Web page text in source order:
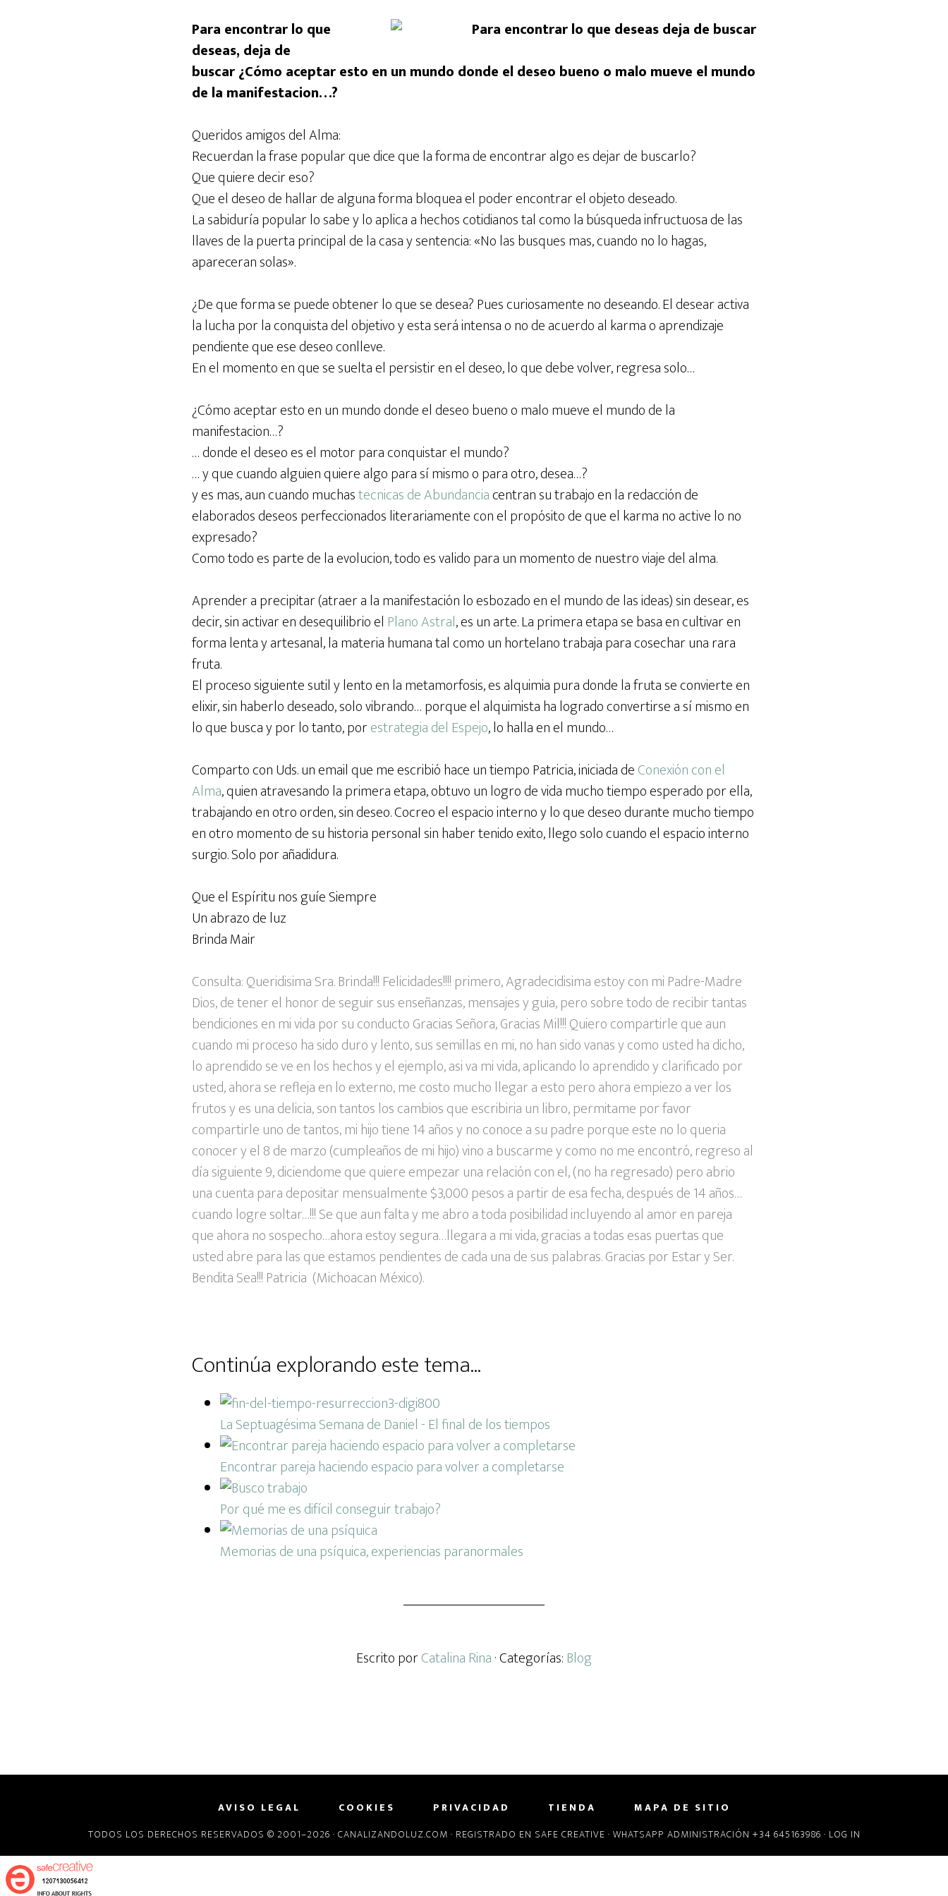
Para encontrar lo que
deseas, deja de
buscar ¿Cómo aceptar esto en un mundo donde el deseo bueno o malo mueve el mundo
de la manifestacion…?
Queridos amigos del Alma:
Recuerdan la frase popular que dice que la forma de encontrar algo es dejar de buscarlo?
Que quiere decir eso?
Que el deseo de hallar de alguna forma bloquea el poder encontrar el objeto deseado.
La sabiduría popular lo sabe y lo aplica a hechos cotidianos tal como la búsqueda infructuosa de las
llaves de la puerta principal de la casa y sentencia: «No las busques mas, cuando no lo hagas,
apareceran solas».
¿De que forma se puede obtener lo que se desea? Pues curiosamente no deseando. El desear activa
la lucha por la conquista del objetivo y esta será intensa o no de acuerdo al karma o aprendizaje
pendiente que ese deseo conlleve.
En el momento en que se suelta el persistir en el deseo, lo que debe volver, regresa solo…
¿Cómo aceptar esto en un mundo donde el deseo bueno o malo mueve el mundo de la
manifestacion…?
… donde el deseo es el motor para conquistar el mundo?
… y que cuando alguien quiere algo para sí mismo o para otro, desea…?
y es mas, aun cuando muchastecnicas de Abundanciacentran su trabajo en la redacción de
elaborados deseos perfeccionados literariamente con el propósito de que el karma no active lo no
expresado?
Como todo es parte de la evolucion, todo es valido para un momento de nuestro viaje del alma.
Aprender a precipitar (atraer a la manifestación lo esbozado en el mundo de las ideas) sin desear, es
decir, sin activar en desequilibrio el Plano Astral, es un arte. La primera etapa se basa en cultivar en
forma lenta y artesanal, la materia humana tal como un hortelano trabaja para cosechar una rara
fruta.
El proceso siguiente sutil y lento en la metamorfosis, es alquimia pura donde la fruta se convierte en
elixir, sin haberlo deseado, solo vibrando… porque el alquimista ha logrado convertirse a sí mismo en
lo que busca y por lo tanto, porestrategia del Espejo, lo halla en el mundo…
Comparto con Uds. un email que me escribió hace un tiempo Patricia, iniciada deConexión con el
Alma, quien atravesando la primera etapa, obtuvo un logro de vida mucho tiempo esperado por ella,
trabajando en otro orden, sin deseo. Cocreo el espacio interno y lo que deseo durante mucho tiempo
en otro momento de su historia personal sin haber tenido exito, llego solo cuando el espacio interno
surgio. Solo por añadidura.
Que el Espíritu nos guíe Siempre
Un abrazo de luz
Brinda Mair
Consulta: Queridisima Sra. Brinda!!! Felicidades!!!! primero, Agradecidisima estoy con mi Padre-Madre
Dios, de tener el honor de seguir sus enseñanzas, mensajes y guia, pero sobre todo de recibir tantas
bendiciones en mi vida por su conducto Gracias Señora, Gracias Mil!!! Quiero compartirle que aun
cuando mi proceso ha sido duro y lento, sus semillas en mi, no han sido vanas y como usted ha dicho,
lo aprendido se ve en los hechos y el ejemplo, asi va mi vida, aplicando lo aprendido y clarificado por
usted, ahora se refleja en lo externo, me costo mucho llegar a esto pero ahora empiezo a ver los
frutos y es una delicia, son tantos los cambios que escribiria un libro, permitame por favor
compartirle uno de tantos, mi hijo tiene 14 años y no conoce a su padre porque este no lo queria
conocer y el 8 de marzo (cumpleaños de mi hijo) vino a buscarme y como no me encontró, regreso al
día siguiente 9, diciendome que quiere empezar una relación con el, (no ha regresado) pero abrio
una cuenta para depositar mensualmente $3,000 pesos a partir de esa fecha, después de 14 años…
cuando logre soltar…!!! Se que aun falta y me abro a toda posibilidad incluyendo al amor en pareja
que ahora no sospecho…ahora estoy segura…llegara a mi vida, gracias a todas esas puertas que
usted abre para las que estamos pendientes de cada una de sus palabras. Gracias por Estar y Ser.
Bendita Sea!!! Patricia (Michoacan México).
Continúa explorando este tema...
La Septuagésima Semana de Daniel - El final de los tiempos
Encontrar pareja haciendo espacio para volver a completarse
Por qué me es difícil conseguir trabajo?
Memorias de una psíquica, experiencias paranormales
Escrito porCatalina Rina· Categorías: Blog
AVISO LEGAL COOKIES PRIVACIDAD TIENDA
MAPA DE SITIO
TODOS LOS DERECHOS RESERVADOS © 2001–2026 · CANALIZANDOLUZ.COM · REGISTRADO EN SAFE CREATIVE · WHATSAPP ADMINISTRACIÓN +34 645163986 · LOG IN